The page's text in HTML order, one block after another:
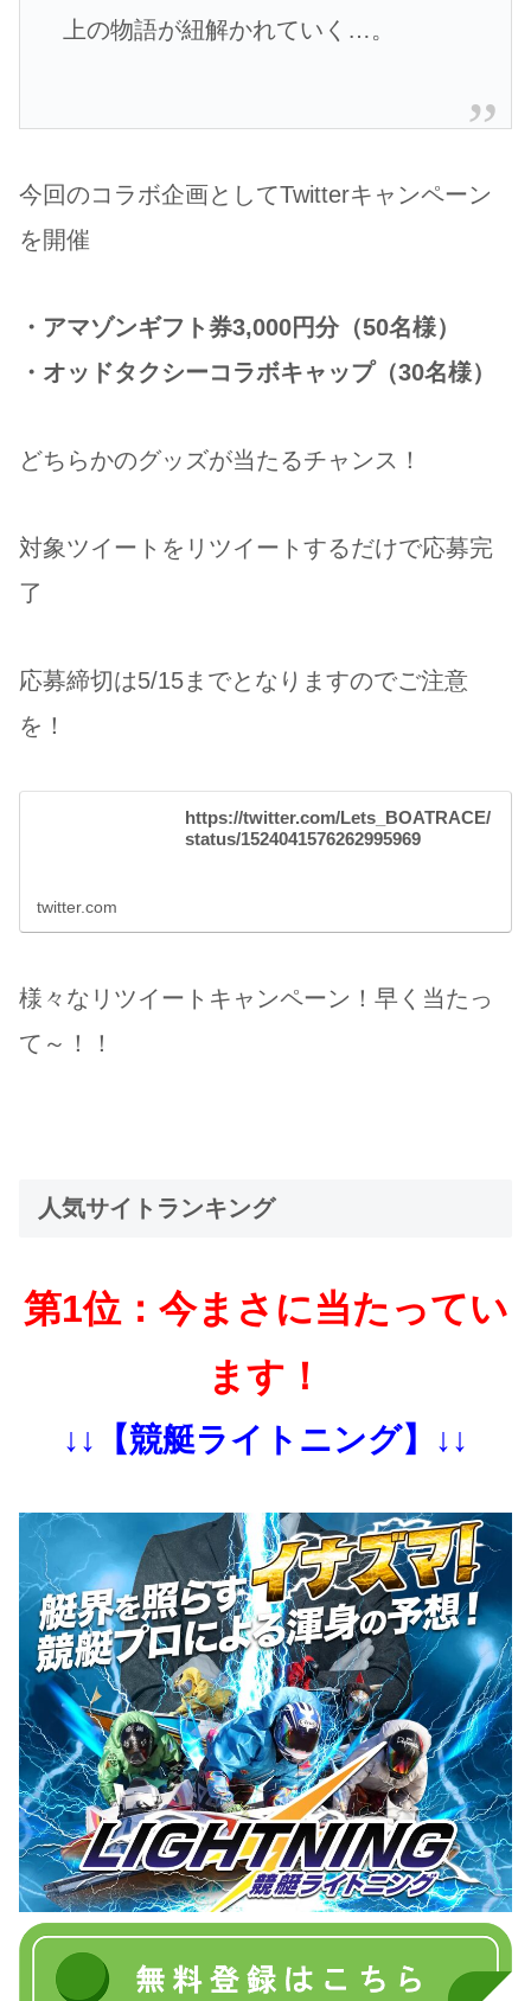
上の物語が紐解かれていく…。
今回のコラボ企画としてTwitterキャンペーン
を開催
・アマゾンギフト券3,000円分（50名様）
・オッドタクシーコラボキャップ（30名様）
どちらかのグッズが当たるチャンス！
対象ツイートをリツイートするだけで応募完
了
応募締切は5/15までとなりますのでご注意
を！
https://twitter.com/Lets_BOATRACE/
status/1524041576262995969
twitter.com
様々なリツイートキャンペーン！早く当たっ
て～！！
人気サイトランキング
第1位：今まさに当たってい
ます！
↓↓【競艇ライトニング】↓↓